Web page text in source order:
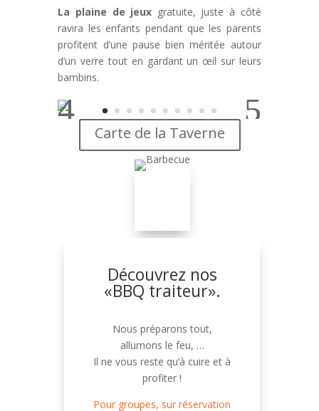
La plaine de jeux gratuite, juste à côté
ravira les enfants pendant que les parents
profitent d’une pause bien méritée autour
d’un verre tout en gardant un œil sur leurs
bambins.
Carte de la Taverne
Découvrez nos
«BBQ traiteur».
Nous préparons tout,
allumons le feu, …
Il ne vous reste qu’à cuire et à
profiter !
Pour groupes, sur réservation